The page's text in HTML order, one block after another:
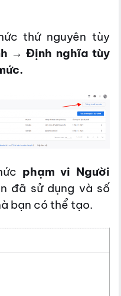
thứ nguyên tùy
→Định nghĩa tùy
phạm vi Người
đã sử dụng và số
bạn có thể tạo.